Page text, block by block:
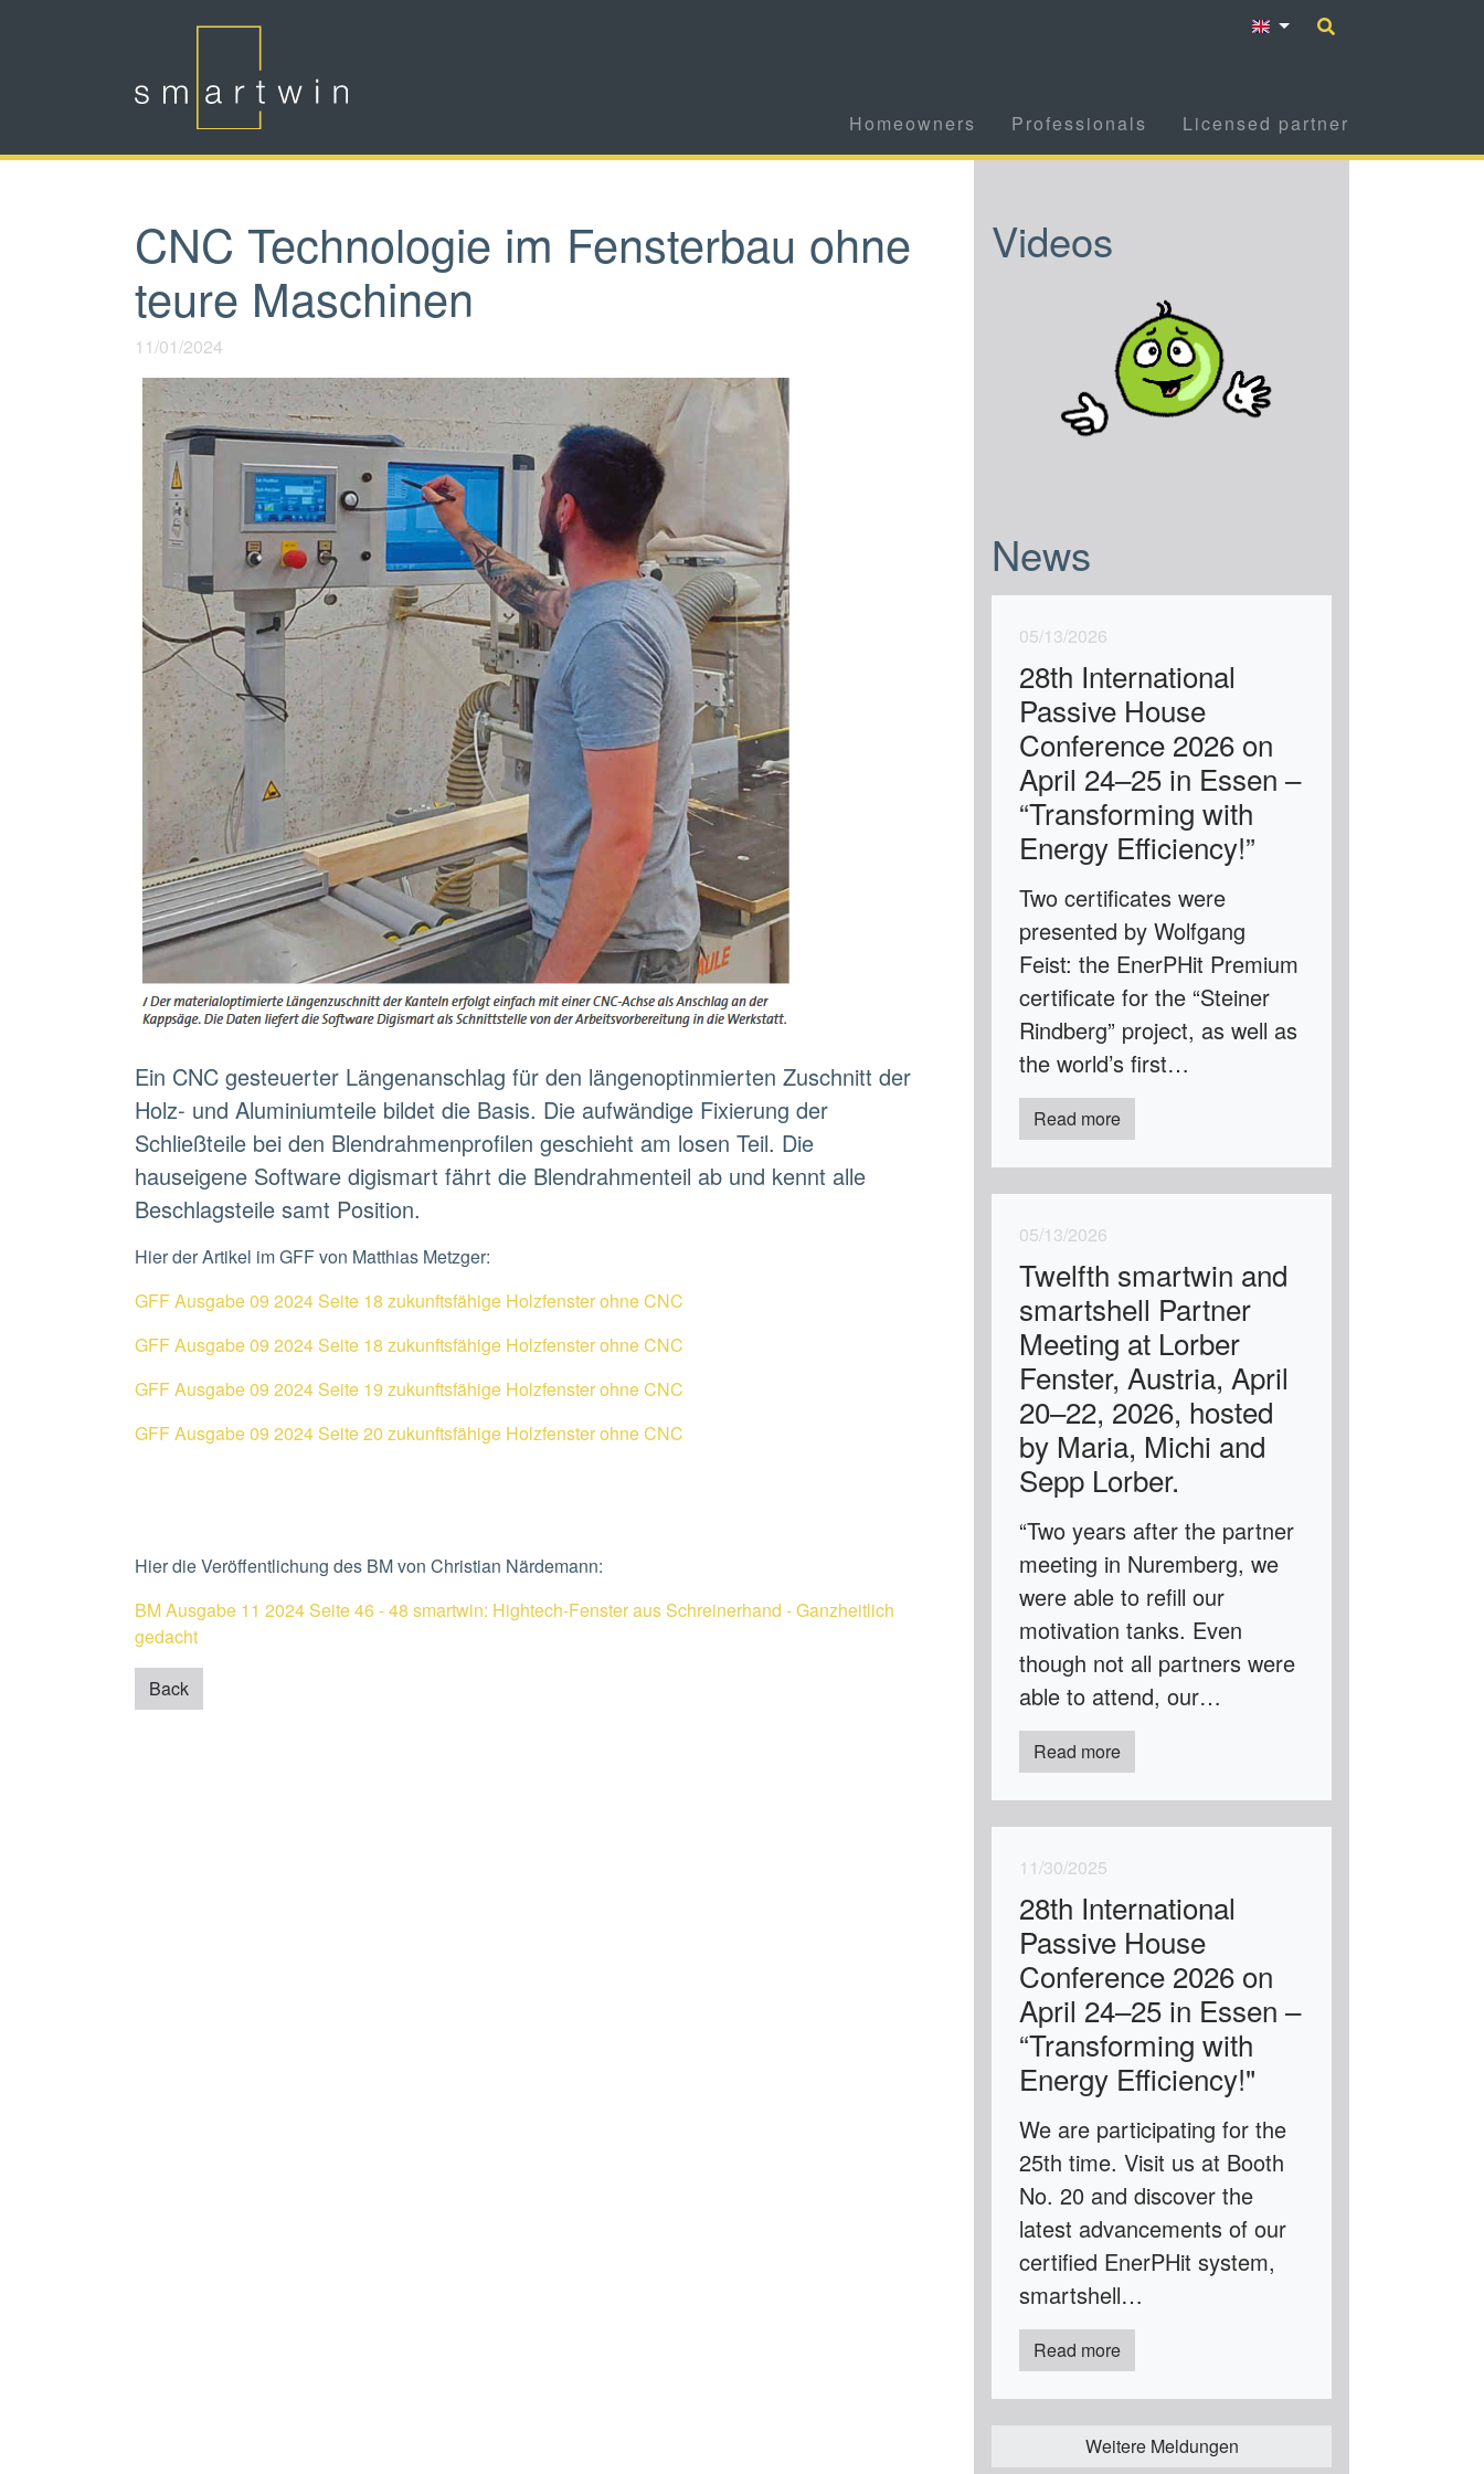
Skip to main content
Homeowners Professionals Licensed partner
CNC Technologie im Fensterbau ohne
teure Maschinen
11/01/2024
Ein CNC gesteuerter Längenanschlag für den längenoptinmierten Zuschnitt der
Holz- und Aluminiumteile bildet die Basis. Die aufwändige Fixierung der
Schließteile bei den Blendrahmenprofilen geschieht am losen Teil. Die
hauseigene Software digismart fährt die Blendrahmenteil ab und kennt alle
Beschlagsteile samt Position.
Hier der Artikel im GFF von Matthias Metzger:
GFF Ausgabe 09 2024 Seite 18 zukunftsfähige Holzfenster ohne CNC
GFF Ausgabe 09 2024 Seite 18 zukunftsfähige Holzfenster ohne CNC
GFF Ausgabe 09 2024 Seite 19 zukunftsfähige Holzfenster ohne CNC
GFF Ausgabe 09 2024 Seite 20 zukunftsfähige Holzfenster ohne CNC
Hier die Veröffentlichung des BM von Christian Närdemann:
BM Ausgabe 11 2024 Seite 46 - 48 smartwin: Hightech-Fenster aus Schreinerhand - Ganzheitlich
gedacht
Back
Videos
News
05/13/2026
28th International
Passive House
Conference 2026 on
April 24–25 in Essen –
“Transforming with
Energy Efficiency!”
Two certificates were
presented by Wolfgang
Feist: the EnerPHit Premium
certificate for the “Steiner
Rindberg” project, as well as
the world’s first…
Read more
05/13/2026
Twelfth smartwin and
smartshell Partner
Meeting at Lorber
Fenster, Austria, April
20–22, 2026, hosted
by Maria, Michi and
Sepp Lorber.
“Two years after the partner
meeting in Nuremberg, we
were able to refill our
motivation tanks. Even
though not all partners were
able to attend, our…
Read more
11/30/2025
28th International
Passive House
Conference 2026 on
April 24–25 in Essen –
“Transforming with
Energy Efficiency!"
We are participating for the
25th time. Visit us at Booth
No. 20 and discover the
latest advancements of our
certified EnerPHit system,
smartshell…
Read more
Weitere Meldungen